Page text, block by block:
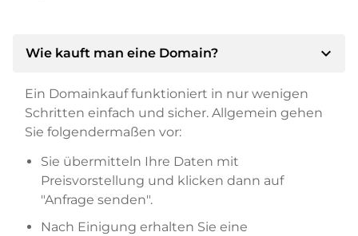
Wie kauft man eine Domain? expand_more
Ein Domainkauf funktioniert in nur wenigen
Schritten einfach und sicher. Allgemein gehen
Sie folgendermaßen vor:
Sie übermitteln Ihre Daten mit
Preisvorstellung und klicken dann auf
"Anfrage senden".
Nach Einigung erhalten Sie eine